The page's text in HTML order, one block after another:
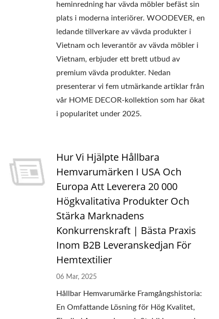
heminredning har vävda möbler befäst sin
plats i moderna interiörer. WOODEVER, en
ledande tillverkare av vävda produkter i
Vietnam och leverantör av vävda möbler i
Vietnam, erbjuder ett brett utbud av
premium vävda produkter. Nedan
presenterar vi fem utmärkande artiklar från
vår HOME DECOR-kollektion som har ökat
i popularitet under 2025.
Hur Vi Hjälpte Hållbara
Hemvarumärken I USA Och
Europa Att Leverera 20 000
Högkvalitativa Produkter Och
Stärka Marknadens
Konkurrenskraft | Bästa Praxis
Inom B2B Leveranskedjan För
Hemtextilier
06 Mar, 2025
Hållbar Hemvarumärke Framgångshistoria:
En Omfattande Lösning för Hög Kvalitet,